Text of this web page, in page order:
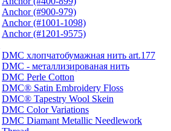
Anchor (#900-979)
Anchor (#1001-1098)
Anchor (#1201-9575)
DMC хлопчатобумажная нить art.177
DMC - металлизированая нить
DMC Perle Cotton
DMC® Satin Embroidery Floss
DMC® Tapestry Wool Skein
DMC Color Variations
DMC Diamant Metallic Needlework